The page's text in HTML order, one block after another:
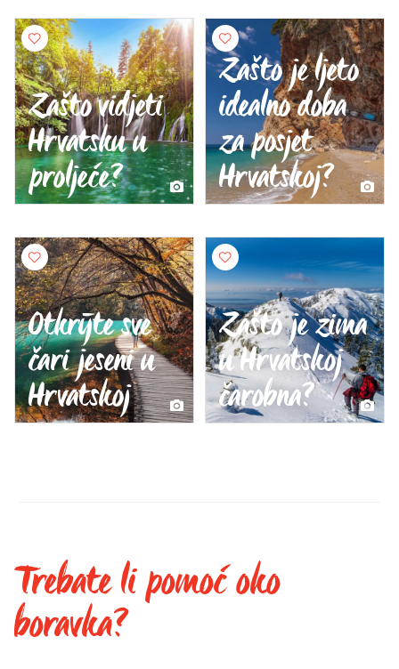
Zašto vidjeti
Hrvatsku u
proljeće?
Zašto je ljeto
idealno doba
za posjet
Hrvatskoj?
Otkrijte sve
čari jeseni u
Hrvatskoj
Zašto je zima
u Hrvatskoj
čarobna?
Trebate li pomoć oko
boravka?